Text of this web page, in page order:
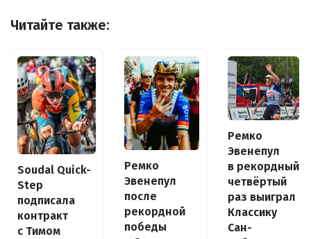
Читайте также:
Soudal Quick-
Step
подписала
контракт
с Тимом
Ремко
Эвенепул
после
рекордной
победы
Ремко
Эвенепул
в рекордный
четвёртый
раз выиграл
Классику
Сан-